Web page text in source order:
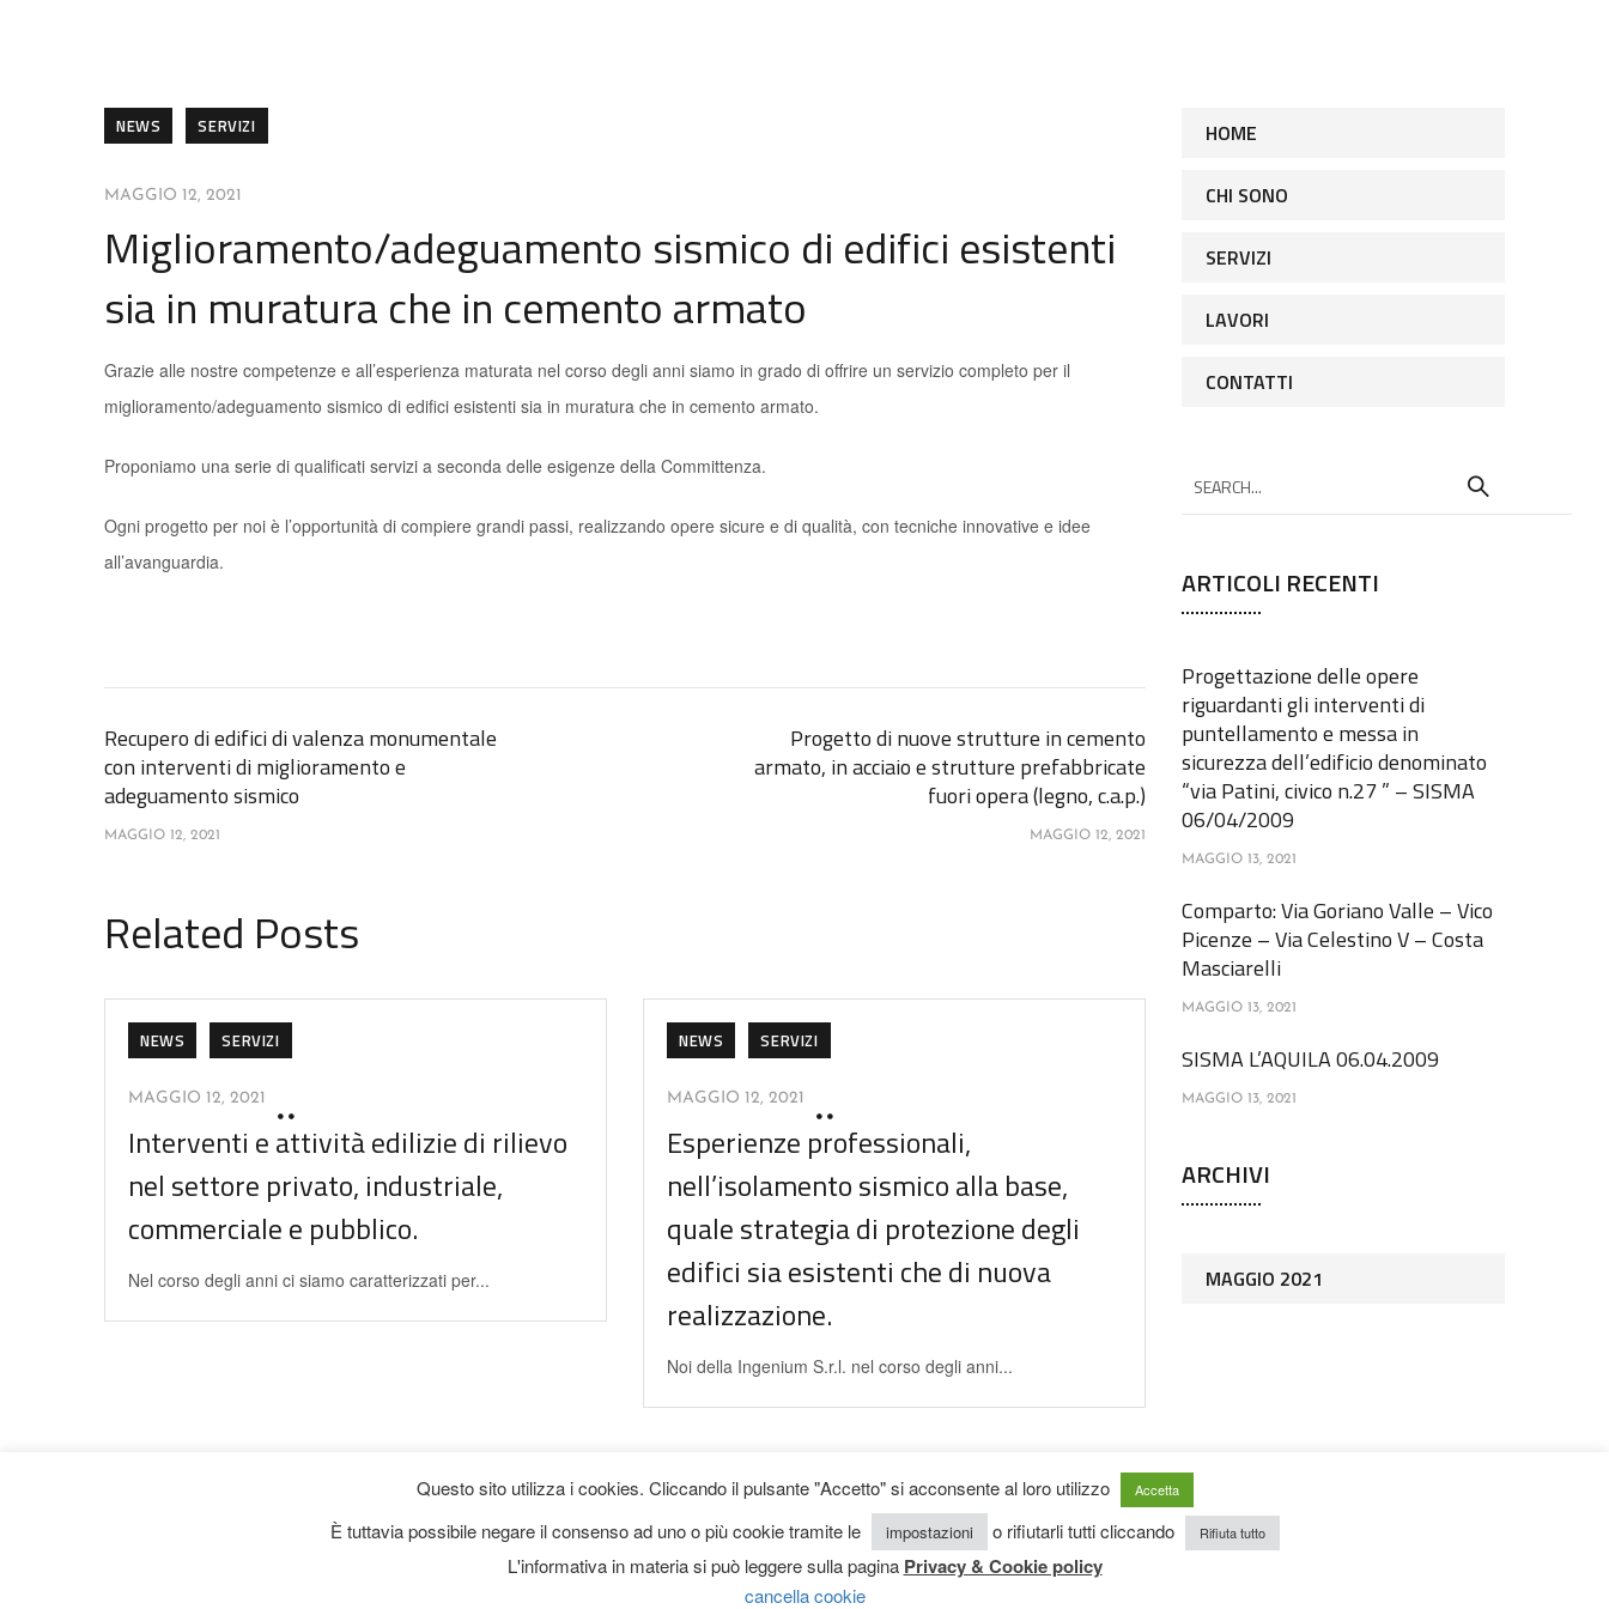
NEWS SERVIZI
MAGGIO 12, 2021
Miglioramento/adeguamento sismico di edifici esistenti
sia in muratura che in cemento armato
Grazie alle nostre competenze e all’esperienza maturata nel corso degli anni siamo in grado di offrire un servizio completo per il
miglioramento/adeguamento sismico di edifici esistenti sia in muratura che in cemento armato.
Proponiamo una serie di qualificati servizi a seconda delle esigenze della Committenza.
Ogni progetto per noi è l’opportunità di compiere grandi passi, realizzando opere sicure e di qualità, con tecniche innovative e idee
all’avanguardia.
Recupero di edifici di valenza monumentale
con interventi di miglioramento e
adeguamento sismico
MAGGIO 12, 2021
Progetto di nuove strutture in cemento
armato, in acciaio e strutture prefabbricate
fuori opera (legno, c.a.p.)
MAGGIO 12, 2021
Related Posts
NEWS SERVIZI
MAGGIO 12, 2021
Interventi e attività edilizie di rilievo
nel settore privato, industriale,
commerciale e pubblico.
Nel corso degli anni ci siamo caratterizzati per...
NEWS SERVIZI
MAGGIO 12, 2021
Esperienze professionali,
nell’isolamento sismico alla base,
quale strategia di protezione degli
edifici sia esistenti che di nuova
realizzazione.
Noi della Ingenium S.r.l. nel corso degli anni...
HOME
CHI SONO
SERVIZI
LAVORI
CONTATTI
a
h
f
:
ARTICOLI RECENTI
Progettazione delle opere
riguardanti gli interventi di
puntellamento e messa in
sicurezza dell’edificio denominato
“via Patini, civico n.27 ” – SISMA
06/04/2009
MAGGIO 13, 2021
Comparto: Via Goriano Valle – Vico
Picenze – Via Celestino V – Costa
Masciarelli
MAGGIO 13, 2021
SISMA L’AQUILA 06.04.2009
MAGGIO 13, 2021
ARCHIVI
MAGGIO 2021
Questo sito utilizza i cookies. Cliccando il pulsante "Accetto" si acconsente al loro utilizzo Accetta
È tuttavia possibile negare il consenso ad uno o più cookie tramite le impostazioni o rifiutarli tutti cliccando Rifiuta tutto
L'informativa in materia si può leggere sulla pagina Privacy & Cookie policy
cancella cookie